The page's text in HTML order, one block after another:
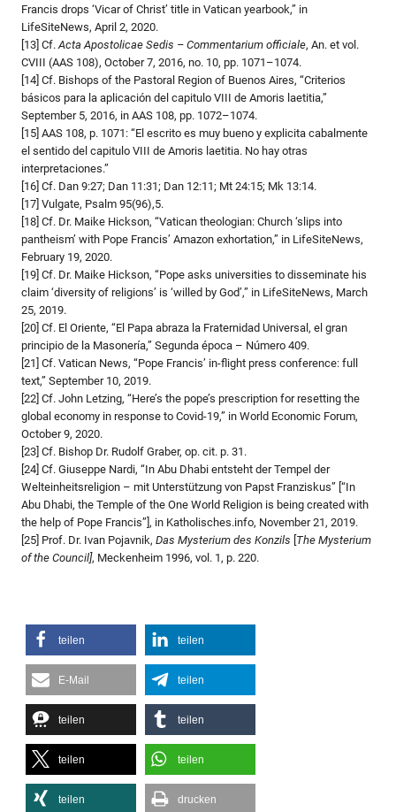
Francis drops ‘Vicar of Christ’ title in Vatican yearbook,” in
LifeSiteNews, April 2, 2020.
[13] Cf.Acta Apostolicae Sedis – Commentarium officiale, An. et vol.
CVIII (AAS 108), October 7, 2016, no. 10, pp. 1071–1074.
[14] Cf. Bishops of the Pastoral Region of Buenos Aires, “Criterios
básicos para la aplicación del capitulo VIII de Amoris laetitia,”
September 5, 2016, in AAS 108, pp. 1072–1074.
[15] AAS 108, p. 1071: “El escrito es muy bueno y explicita cabalmente
el sentido del capitulo VIII de Amoris laetitia. No hay otras
interpretaciones.”
[16] Cf. Dan 9:27; Dan 11:31; Dan 12:11; Mt 24:15; Mk 13:14.
[17] Vulgate, Psalm 95(96),5.
[18] Cf. Dr. Maike Hickson, “Vatican theologian: Church ‘slips into
pantheism’ with Pope Francis’ Amazon exhortation,” in LifeSiteNews,
February 19, 2020.
[19] Cf. Dr. Maike Hickson, “Pope asks universities to disseminate his
claim ‘diversity of religions’ is ‘willed by God’,” in LifeSiteNews, March
25, 2019.
[20] Cf. El Oriente, “El Papa abraza la Fraternidad Universal, el gran
principio de la Masonería,” Segunda época – Número 409.
[21] Cf. Vatican News, “Pope Francis’ in-flight press conference: full
text,” September 10, 2019.
[22] Cf. John Letzing, “Here’s the pope’s prescription for resetting the
global economy in response to Covid-19,” in World Economic Forum,
October 9, 2020.
[23] Cf. Bishop Dr. Rudolf Graber, op. cit. p. 31.
[24] Cf. Giuseppe Nardi, “In Abu Dhabi entsteht der Tempel der
Welteinheitsreligion – mit Unterstützung von Papst Franziskus” [“In
Abu Dhabi, the Temple of the One World Religion is being created with
the help of Pope Francis”], in Katholisches.info, November 21, 2019.
[25] Prof. Dr. Ivan Pojavnik, Das Mysterium des Konzils The Mysterium
of the Council], Meckenheim 1996, vol. 1, p. 220.
teilen teilen
E-Mail teilen
teilen teilen
teilen teilen
teilen drucken